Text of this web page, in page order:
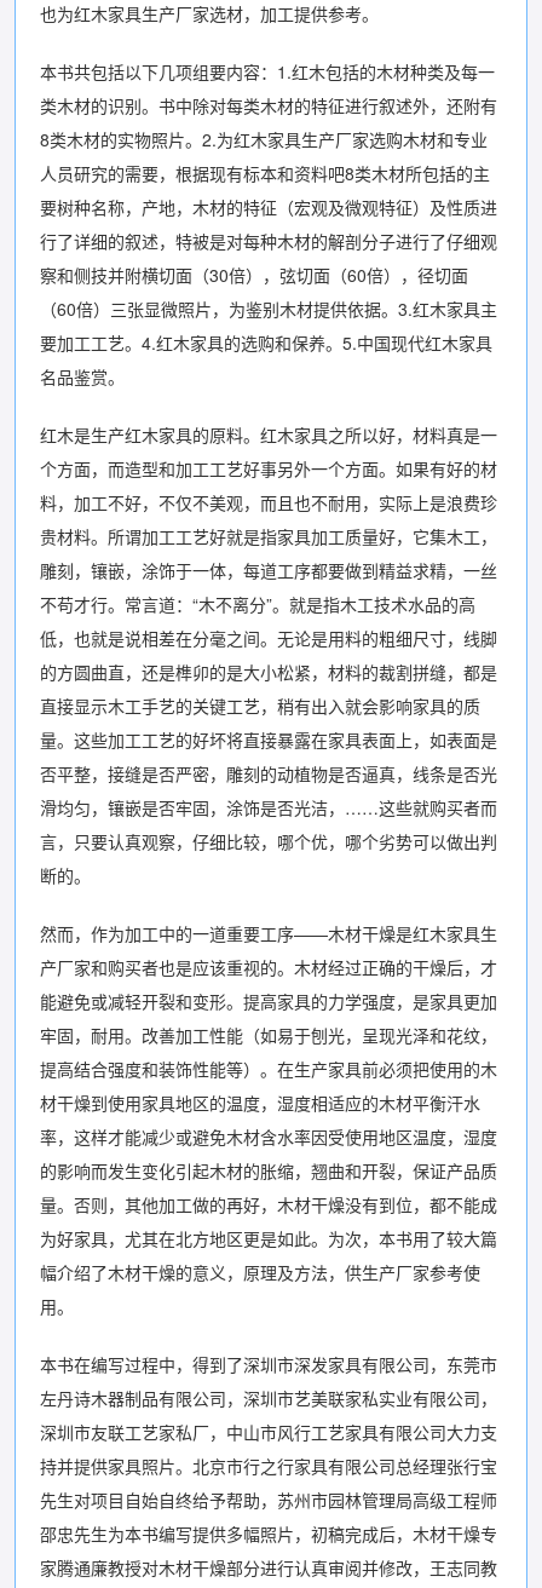
也为红木家具生产厂家选材，加工提供参考。
本书共包括以下几项组要内容：1.红木包括的木材种类及每一
类木材的识别。书中除对每类木材的特征进行叙述外，还附有
8类木材的实物照片。2.为红木家具生产厂家选购木材和专业
人员研究的需要，根据现有标本和资料吧8类木材所包括的主
要树种名称，产地，木材的特征（宏观及微观特征）及性质进
行了详细的叙述，特被是对每种木材的解剖分子进行了仔细观
察和侧技并附横切面（30倍），弦切面（60倍），径切面
（60倍）三张显微照片，为鉴别木材提供依据。3.红木家具主
要加工工艺。4.红木家具的选购和保养。5.中国现代红木家具
名品鉴赏。
红木是生产红木家具的原料。红木家具之所以好，材料真是一
个方面，而造型和加工工艺好事另外一个方面。如果有好的材
料，加工不好，不仅不美观，而且也不耐用，实际上是浪费珍
贵材料。所谓加工工艺好就是指家具加工质量好，它集木工，
雕刻，镶嵌，涂饰于一体，每道工序都要做到精益求精，一丝
不苟才行。常言道：“木不离分”。就是指木工技术水品的高
低，也就是说相差在分毫之间。无论是用料的粗细尺寸，线脚
的方圆曲直，还是榫卯的是大小松紧，材料的裁割拼缝，都是
直接显示木工手艺的关键工艺，稍有出入就会影响家具的质
量。这些加工工艺的好坏将直接暴露在家具表面上，如表面是
否平整，接缝是否严密，雕刻的动植物是否逼真，线条是否光
滑均匀，镶嵌是否牢固，涂饰是否光洁，……这些就购买者而
言，只要认真观察，仔细比较，哪个优，哪个劣势可以做出判
断的。
然而，作为加工中的一道重要工序——木材干燥是红木家具生
产厂家和购买者也是应该重视的。木材经过正确的干燥后，才
能避免或减轻开裂和变形。提高家具的力学强度，是家具更加
牢固，耐用。改善加工性能（如易于刨光，呈现光泽和花纹，
提高结合强度和装饰性能等）。在生产家具前必须把使用的木
材干燥到使用家具地区的温度，湿度相适应的木材平衡汗水
率，这样才能减少或避免木材含水率因受使用地区温度，湿度
的影响而发生变化引起木材的胀缩，翘曲和开裂，保证产品质
量。否则，其他加工做的再好，木材干燥没有到位，都不能成
为好家具，尤其在北方地区更是如此。为次，本书用了较大篇
幅介绍了木材干燥的意义，原理及方法，供生产厂家参考使
用。
本书在编写过程中，得到了深圳市深发家具有限公司，东莞市
左丹诗木器制品有限公司，深圳市艺美联家私实业有限公司，
深圳市友联工艺家私厂，中山市风行工艺家具有限公司大力支
持并提供家具照片。北京市行之行家具有限公司总经理张行宝
先生对项目自始自终给予帮助，苏州市园林管理局高级工程师
邵忠先生为本书编写提供多幅照片，初稿完成后，木材干燥专
家腾通廉教授对木材干燥部分进行认真审阅并修改，王志同教